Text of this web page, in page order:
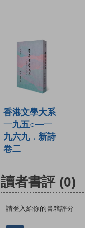
香港文學大系
一九五○—一
九六九．新詩
卷二
讀者書評 (0)
請登入給你的書籍評分